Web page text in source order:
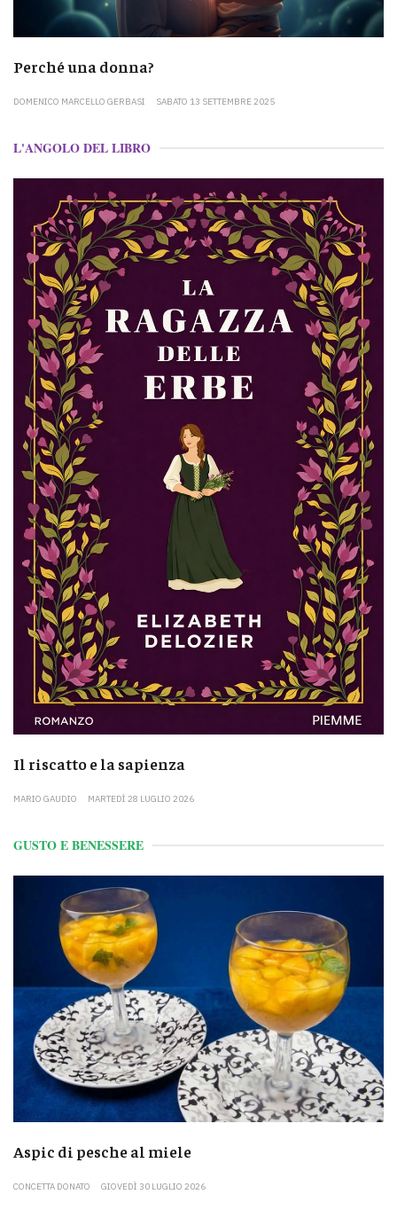
Perché una donna?
DOMENICO MARCELLO GERBASI SABATO 13 SETTEMBRE 2025
L'ANGOLO DEL LIBRO
Il riscatto e la sapienza
MARIO GAUDIO MARTEDÌ 28 LUGLIO 2026
GUSTO E BENESSERE
Aspic di pesche al miele
CONCETTA DONATO GIOVEDÌ 30 LUGLIO 2026